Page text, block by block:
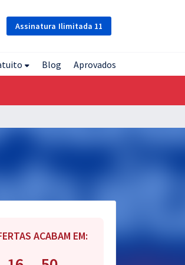
Assinatura Ilimitada 11
Blog Aprovados
ACABAM EM: